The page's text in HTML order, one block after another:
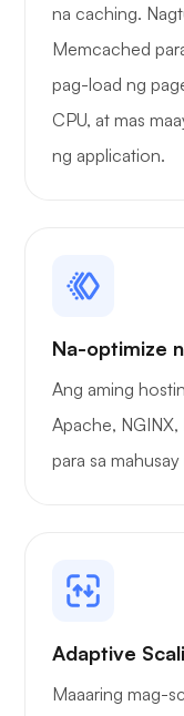
na caching.
Memcached
pag-load ng
CPU, at mas
ng application.
Na-optimize
Ang aming
Apache,
para sa
Adaptive
Maaaring mag-